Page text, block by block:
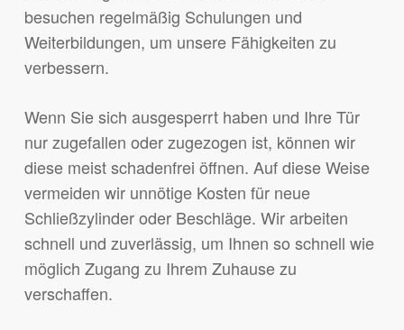
besuchen regelmäßig Schulungen und
Weiterbildungen, um unsere Fähigkeiten zu
verbessern.
Wenn Sie sich ausgesperrt haben und Ihre Tür
nur zugefallen oder zugezogen ist, können wir
diese meist schadenfrei öffnen. Auf diese Weise
vermeiden wir unnötige Kosten für neue
Schließzylinder oder Beschläge. Wir arbeiten
schnell und zuverlässig, um Ihnen so schnell wie
möglich Zugang zu Ihrem Zuhause zu
verschaffen.